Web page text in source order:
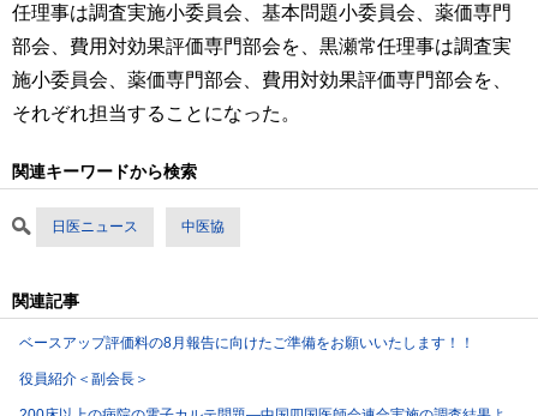
任理事は調査実施小委員会、基本問題小委員会、薬価専門
部会、費用対効果評価専門部会を、黒瀬常任理事は調査実
施小委員会、薬価専門部会、費用対効果評価専門部会を、
それぞれ担当することになった。
関連キーワードから検索
日医ニュース 中医協
関連記事
ベースアップ評価料の8月報告に向けたご準備をお願いいたします！！
役員紹介＜副会長＞